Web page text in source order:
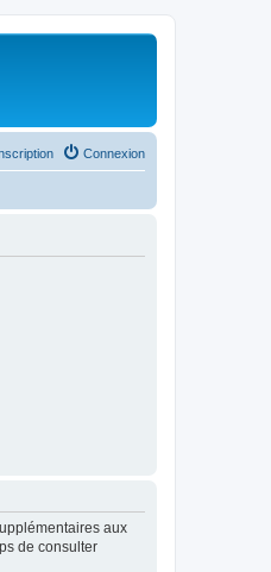
Connexion
aux
de consulter